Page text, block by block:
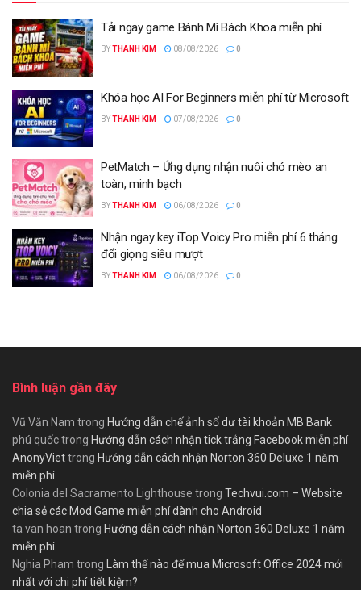
Tải ngay game Bánh Mì Bách Khoa miễn phí
BYTHANH KIM 08/08/2026 0
Khóa học AI For Beginners miễn phí từ Microsoft
BYTHANH KIM 07/08/2026 0
PetMatch – Ứng dụng nhận nuôi chó mèo an
toàn, minh bạch
BYTHANH KIM 06/08/2026 0
Nhận ngay key iTop Voicy Pro miễn phí 6 tháng
đổi giọng siêu mượt
BYTHANH KIM 06/08/2026 0
Bình luận gần đây
Vũ Văn Nam trong Hướng dẫn chế ảnh số dư tài khoản MB Bank
phú quốctrong Hướng dẫn cách nhận tick trắng Facebook miễn phí
AnonyViettrong Hướng dẫn cách nhận Norton 360 Deluxe 1 năm
miễn phí
Colonia del Sacramento Lighthouse trong Techvui.com – Website
chia sẻ các Mod Game miễn phí dành cho Android
ta van hoan trong Hướng dẫn cách nhận Norton 360 Deluxe 1 năm
miễn phí
Nghia Pham trong
Làm thế nào để mua Microsoft Office 2024 mới
nhất với chi phí tiết kiệm?